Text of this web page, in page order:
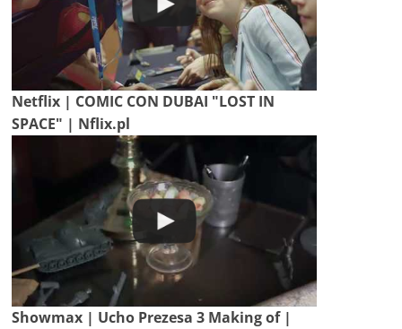
Netflix | COMIC CON DUBAI "LOST IN
SPACE" | Nflix.pl
Showmax | Ucho Prezesa 3 Making of |